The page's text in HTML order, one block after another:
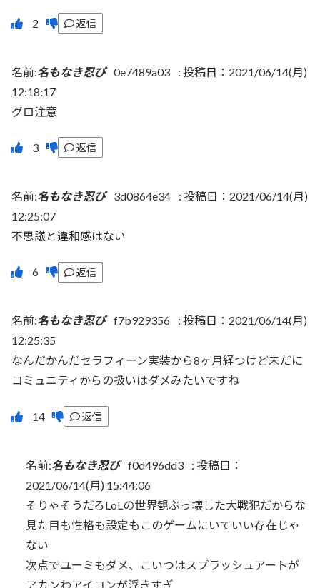
返信
名前:名もなき忍び 0e7489a03 : 投稿日：2021/06/14(月)
12:18:17
グロ注意
返信
名前:名もなき忍び 3d0864e34 : 投稿日：2021/06/14(月)
12:25:07
不思議と違和感はない
返信
名前:名もなき忍び f7b929356 : 投稿日：2021/06/14(月)
12:25:35
なんだかんだセラフィーン実装から8ヶ月経つけど未だに
コミュニティからの扱いはダメみたいですね
返信
名前:名もなき忍び f0d496dd3 : 投稿日：
2021/06/14(月) 15:44:06
そりゃそうだろLoLの世界観ぶっ壊した大戦犯だからな
見た目も性格も設定もこのゲームにいていい存在じゃ
ない
次点でユーミもダメ、こいつはスプラッシュアートが
アカンわアイコンが浮きすぎ